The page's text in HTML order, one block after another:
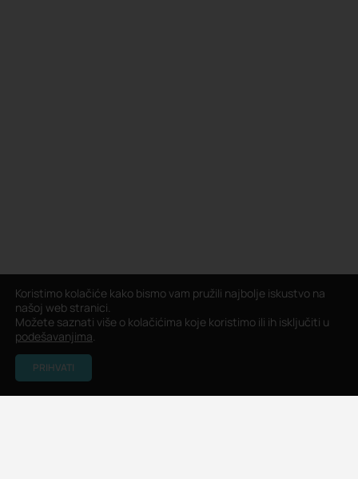
Koristimo kolačiće kako bismo vam pružili najbolje iskustvo na
našoj web stranici.
Možete saznati više o kolačićima koje koristimo ili ih isključiti u
podešavanjima.
PRIHVATI